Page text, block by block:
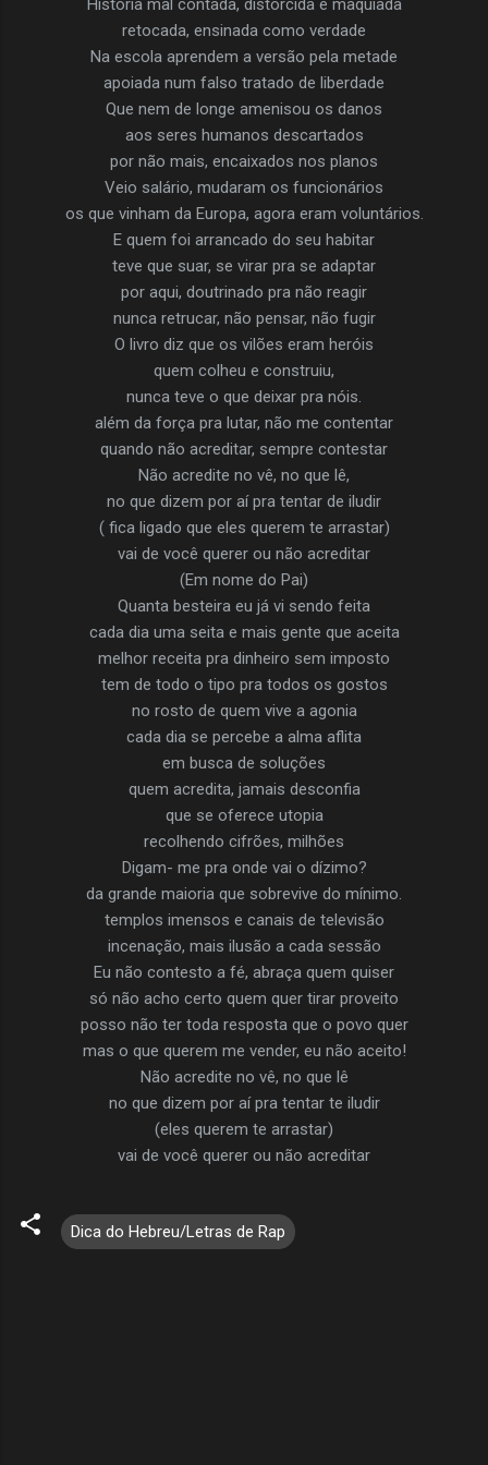
História mal contada, distorcida e maquiada
retocada, ensinada como verdade
Na escola aprendem a versão pela metade
apoiada num falso tratado de liberdade
Que nem de longe amenisou os danos
aos seres humanos descartados
por não mais, encaixados nos planos
Veio salário, mudaram os funcionários
os que vinham da Europa, agora eram voluntários.
E quem foi arrancado do seu habitar
teve que suar, se virar pra se adaptar
por aqui, doutrinado pra não reagir
nunca retrucar, não pensar, não fugir
O livro diz que os vilões eram heróis
quem colheu e construiu,
nunca teve o que deixar pra nóis.
além da força pra lutar, não me contentar
quando não acreditar, sempre contestar
Não acredite no vê, no que lê,
no que dizem por aí pra tentar de iludir
( fica ligado que eles querem te arrastar)
vai de você querer ou não acreditar
(Em nome do Pai)
Quanta besteira eu já vi sendo feita
cada dia uma seita e mais gente que aceita
melhor receita pra dinheiro sem imposto
tem de todo o tipo pra todos os gostos
no rosto de quem vive a agonia
cada dia se percebe a alma aflita
em busca de soluções
quem acredita, jamais desconfia
que se oferece utopia
recolhendo cifrões, milhões
Digam- me pra onde vai o dízimo?
da grande maioria que sobrevive do mínimo.
templos imensos e canais de televisão
incenação, mais ilusão a cada sessão
Eu não contesto a fé, abraça quem quiser
só não acho certo quem quer tirar proveito
posso não ter toda resposta que o povo quer
mas o que querem me vender, eu não aceito!
Não acredite no vê, no que lê
no que dizem por aí pra tentar te iludir
(eles querem te arrastar)
vai de você querer ou não acreditar
Dica do Hebreu/Letras de Rap